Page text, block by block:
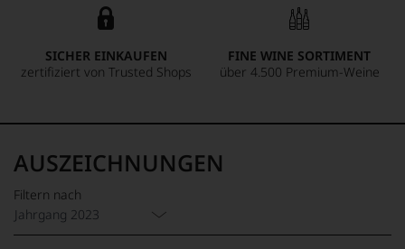
SICHER EINKAUFEN
zertifiziert von Trusted Shops
FINE WINE SORTIMENT
über 4.500 Premium-Weine
AUSZEICHNUNGEN
Filtern nach
Jahrgang 2023